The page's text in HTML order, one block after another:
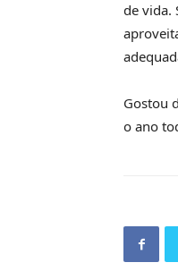
de vida.
Gostou
o ano